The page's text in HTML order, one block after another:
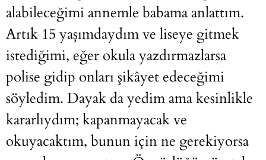
alabileceğimi annemle babama anlattım.
Artık 15 yaşımdaydım ve liseye gitmek
istediğimi, eğer okula yazdırmazlarsa
polise gidip onları şikâyet edeceğimi
söyledim. Dayak da yedim ama kesinlikle
kararlıydım; kapanmayacak ve
okuyacaktım, bunun için ne gerekiyorsa